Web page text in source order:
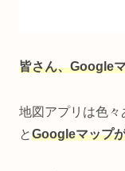
皆さん、Google
地図アプリは色々
とGoogleマップ